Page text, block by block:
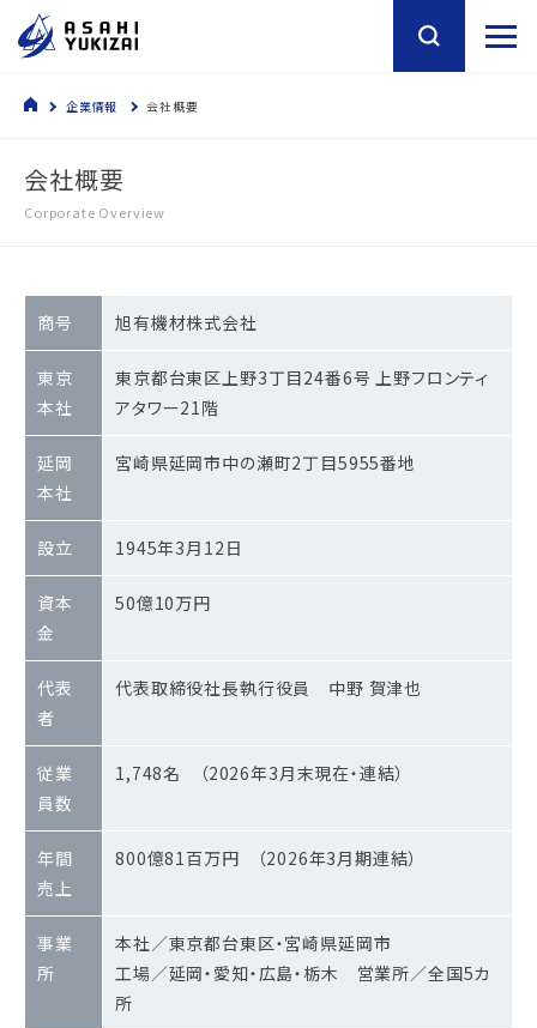
企業情報 会社概要
会社概要
Corporate Overview
商号 旭有機材株式会社
東京
本社
東京都台東区上野3丁目24番6号 上野フロンティ
アタワー21階
延岡
本社
宮崎県延岡市中の瀬町2丁目5955番地
設立 1945年3月12日
資本
金
50億10万円
代表
者
代表取締役社長執行役員 中野 賀津也
従業
員数
1,748名 （2026年3月末現在・連結）
年間
売上
800億81百万円 （2026年3月期連結）
事業
所
本社／東京都台東区・宮崎県延岡市
工場／延岡・愛知・広島・栃木 営業所／全国5カ
所